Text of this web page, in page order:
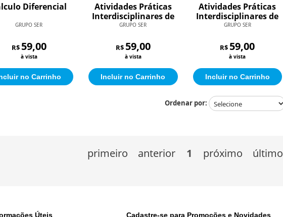
Diferencial
GRUPO SER
R$ 59,00
à vista
no Carrinho
Atividades Práticas
Interdisciplinares de
Extensão II
GRUPO SER
R$ 59,00
à vista
Incluir no Carrinho
Atividades Práticas
Interdisciplinares de
Extensão I
GRUPO SER
R$ 59,00
à vista
Incluir no Carrinho
Ordenar por:
primeiro anterior 1 próximo último
Úteis Cadastre-se para Promoções e Novidades